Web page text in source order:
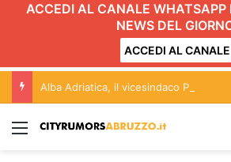
ACCEDI AL CANALE WHATSAPP
NEWS DEL
ACCEDI AL CANALE
Menu